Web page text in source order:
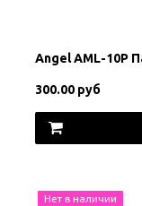
Angel AML-10P
300.00 руб
Нет в наличии